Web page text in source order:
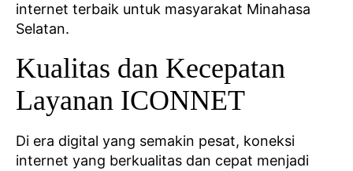
internet terbaik untuk masyarakat Minahasa
Selatan.
Kualitas dan Kecepatan
Layanan ICONNET
Di era digital yang semakin pesat, koneksi
internet yang berkualitas dan cepat menjadi